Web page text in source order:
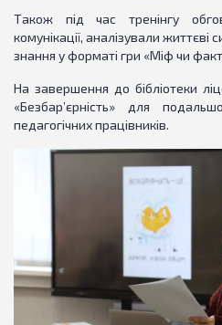
Також під час тренінгу
комунікації, аналізували життєві
знання у форматі гри «Міф чи
На завершення до бібліотеки
«Безбар’єрність» для
педагогічних працівників.